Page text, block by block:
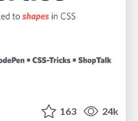
163 24k